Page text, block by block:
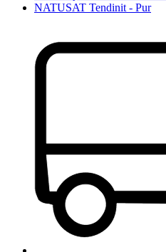
NATUSAT Tendinit - Pur